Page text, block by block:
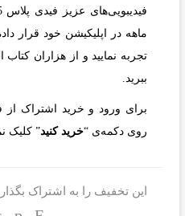
ماهه در اپلیکیشن خود قرار
تجربه نمایید و از هزاران
ببرید.
برای ورود و خرید اشتراک از
روی دکمه‌ی “خرید کنید” کلیک
این تخفیف را به اشتراک